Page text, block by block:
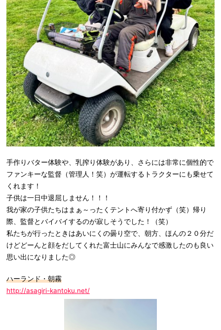
手作りバター体験や、乳搾り体験があり、さらには非常に個性的で
ファンキーな監督（管理人！笑）が運転するトラクターにも乗せて
くれます！
子供は一日中退屈しません！！！
我が家の子供たちはまぁ～ったくテントへ寄り付かず（笑）帰り
際、監督とバイバイするのが寂しそうでした！（笑）
私たちが行ったときはあいにくの曇り空で、朝方、ほんの２０分だ
けどどーんと顔をだしてくれた富士山にみんなで感激したのも良い
思い出になりました◎
ハーランド・朝霧
http://asagiri-kantoku.net/